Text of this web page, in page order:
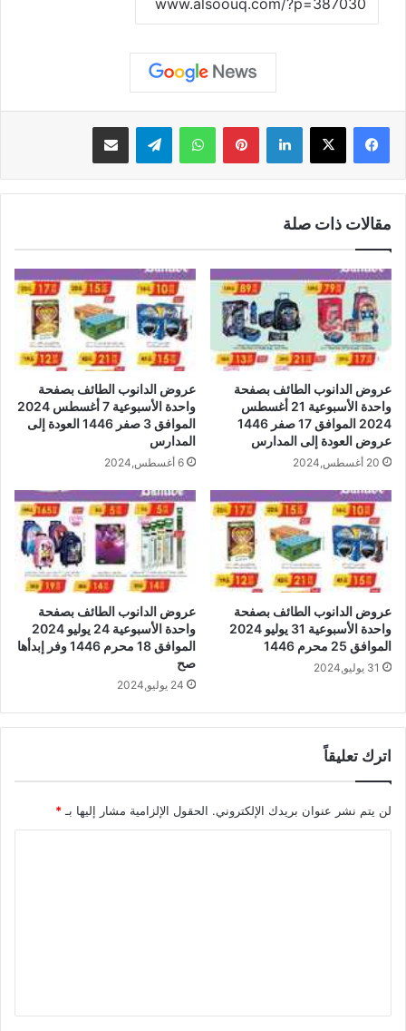
لينكدإن بينتيريستواتساب تيلقرام مشاركة عبر البريد
مقالات ذات صلة
عروض الدانوب الطائف بصفحة
واحدة الأسبوعية 21 أغسطس
2024 الموافق 17 صفر 1446
عروض العودة إلى المدارس
20 أغسطس,2024
عروض الدانوب الطائف بصفحة
واحدة الأسبوعية 7 أغسطس 2024
الموافق 3 صفر 1446 العودة إلى
المدارس
6 أغسطس,2024
عروض الدانوب الطائف بصفحة
واحدة الأسبوعية 31 يوليو 2024
الموافق 25 محرم 1446
31 يوليو,2024
عروض الدانوب الطائف بصفحة
واحدة الأسبوعية 24 يوليو 2024
الموافق 18 محرم 1446 وفر إبدأها
صح
24 يوليو,2024
اترك تعليقاً
لن يتم نشر عنوان بريدك الإلكتروني. الحقول الإلزامية مشار إليها بـ *